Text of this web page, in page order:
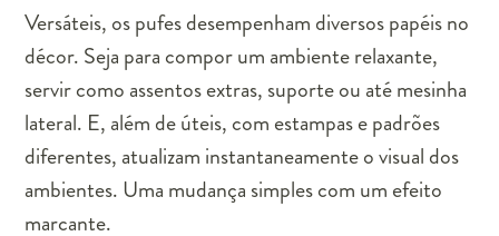
Versáteis, os pufes desempenham diversos papéis no
décor. Seja para compor um ambiente relaxante,
servir como assentos extras, suporte ou até mesinha
lateral. E, além de úteis, com estampas e padrões
diferentes, atualizam instantaneamente o visual dos
ambientes. Uma mudança simples com um efeito
marcante.